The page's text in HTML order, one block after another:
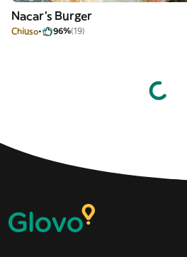
Nacar's Burger
Chiuso 96%(19)